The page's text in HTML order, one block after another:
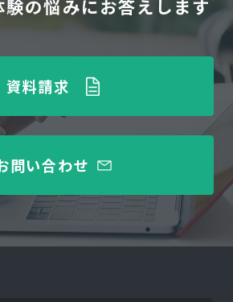
の悩みにお答えします
資料請求
問い合わせ